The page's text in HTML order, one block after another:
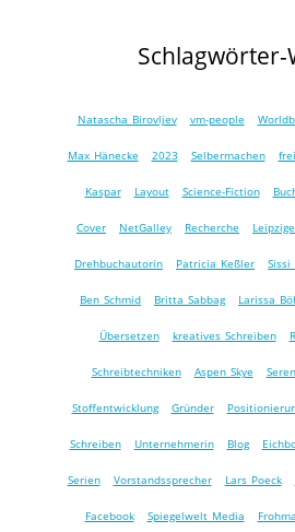
Schlagwörter-
Natascha Birovljev vm-people
Max Hänecke 2023 Selbermachen
Kaspar Layout Science-Fiction
Cover NetGalley Recherche
Drehbuchautorin Patricia Keßler Sissi
Ben Schmid Britta Sabbag Larissa
Übersetzen kreatives Schreiben
Schreibtechniken Aspen Skye
Stoffentwicklung Gründer
Schreiben Unternehmerin Blog
Serien Vorstandssprecher Lars Poeck
Facebook Spiegelwelt Media